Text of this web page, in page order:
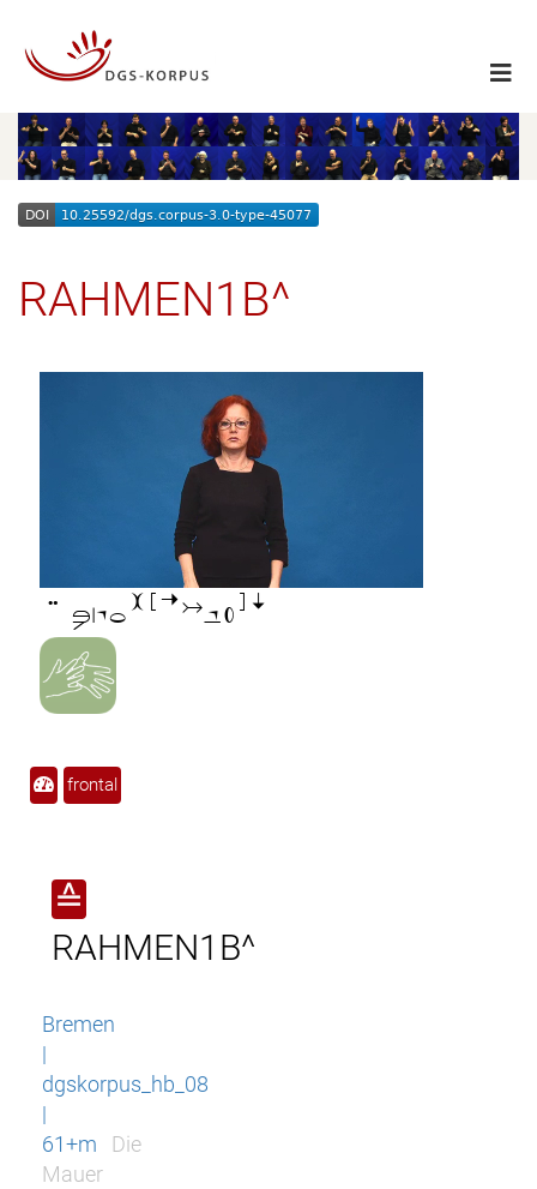
RAHMEN1B^

frontal
≙
RAHMEN1B^
Bremen
|
dgskorpus_hb_08
|
61+m
Die
Mauer